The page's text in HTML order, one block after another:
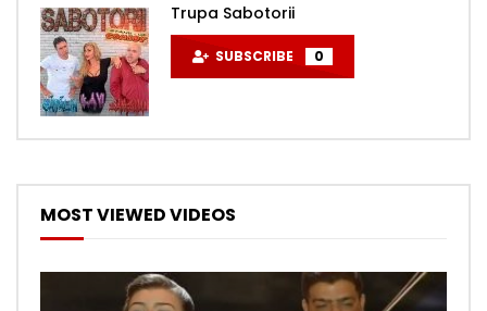
Trupa Sabotorii
SUBSCRIBE 0
MOST VIEWED VIDEOS